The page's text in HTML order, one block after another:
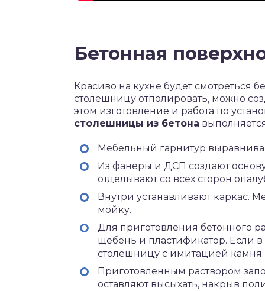
Бетонная
Красиво на кухне будет смотреться
столешницу отполировать, можно
этом изготовление и работа по
столешницы из бетона
Мебельный гарнитур
Из фанеры и ДСП создают
отделывают со всех сторон
Внутри устанавливают каркас.
мойку.
Для приготовления бетонного
щебень и пластификатор. Если в
столешницу с имитацией камня.
Приготовленным раствором
оставляют высыхать, накрыв